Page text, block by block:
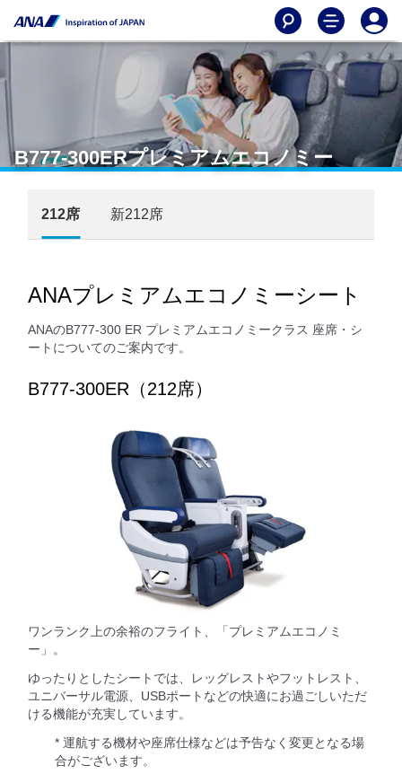
B777-300ERプレミアムエコノミー
212席 新212席
ANAプレミアムエコノミーシート
ANAのB777-300 ER プレミアムエコノミークラス 座席・シ
ートについてのご案内です。
B777-300ER（212席）
ワンランク上の余裕のフライト、「プレミアムエコノミ
ー」。
ゆったりとしたシートでは、レッグレストやフットレスト、
ユニバーサル電源、USBポートなどの快適にお過ごしいただ
ける機能が充実しています。
* 運航する機材や座席仕様などは予告なく変更となる場
合がございます。